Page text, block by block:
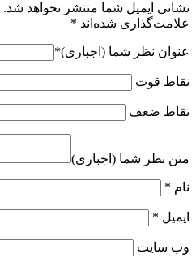
نشانی ایمیل شما منتشر نخواهد شد.
علامت‌گذاری شده‌اند *
عنوان نظر شما (اجباری)*
نقاط قوت
نقاط ضعف
متن نظر شما (اجباری)
نام *
ایمیل *
وب‌ سایت